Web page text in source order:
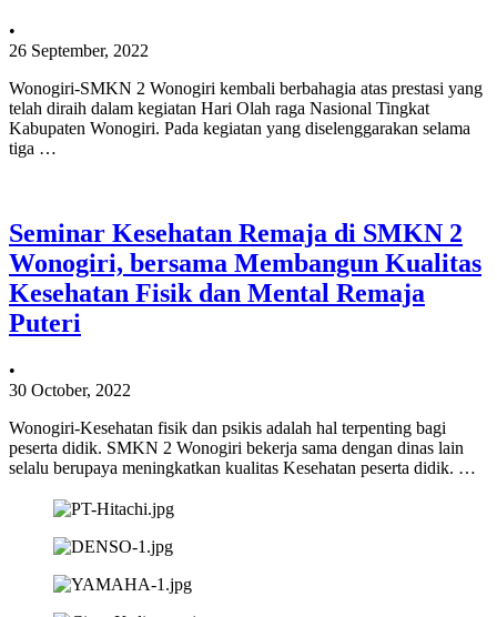
•
26 September, 2022
Wonogiri-SMKN 2 Wonogiri kembali berbahagia atas prestasi yang
telah diraih dalam kegiatan Hari Olah raga Nasional Tingkat
Kabupaten Wonogiri. Pada kegiatan yang diselenggarakan selama
tiga …
Seminar Kesehatan Remaja di SMKN 2
Wonogiri, bersama Membangun Kualitas
Kesehatan Fisik dan Mental Remaja
Puteri
•
30 October, 2022
Wonogiri-Kesehatan fisik dan psikis adalah hal terpenting bagi
peserta didik. SMKN 2 Wonogiri bekerja sama dengan dinas lain
selalu berupaya meningkatkan kualitas Kesehatan peserta didik. …